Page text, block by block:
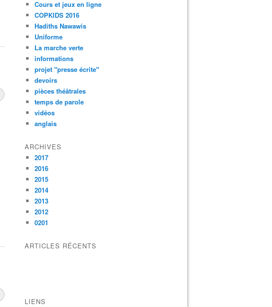
Cours et jeux en ligne
COPKIDS 2016
Hadiths Nawawis
Uniforme
La marche verte
informations
projet "presse écrite"
devoirs
pièces théâtrales
temps de parole
vidéos
anglais
ARCHIVES
2017
2016
2015
2014
2013
2012
0201
ARTICLES RÉCENTS
LIENS